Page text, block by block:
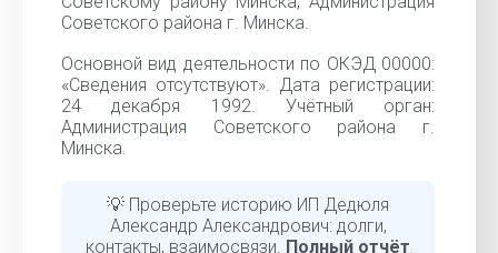
Советского района г. Минска.
Основной вид деятельности по ОКЭД 00000:
«Cведения отсутствуют». Дата регистрации:
24 декабря 1992. Учётный орган:
Администрация Советского района г.
Минска.
💡 Проверьте историю ИП Дедюля
Александр Александрович: долги,
контакты, взаимосвязи. Полный отчёт